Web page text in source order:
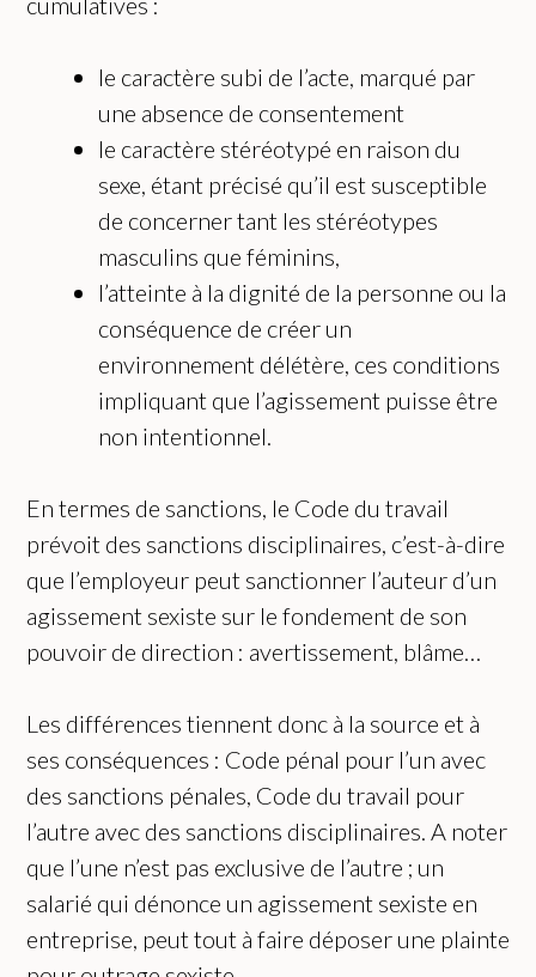
le caractère subi de l’acte, marqué par
une absence de consentement
le caractère stéréotypé en raison du
sexe, étant précisé qu’il est susceptible
de concerner tant les stéréotypes
masculins que féminins,
l’atteinte à la dignité de la personne ou la
conséquence de créer un
environnement délétère, ces conditions
impliquant que l’agissement puisse être
non intentionnel.
En termes de sanctions, le Code du travail
prévoit des sanctions disciplinaires, c’est-à-dire
que l’employeur peut sanctionner l’auteur d’un
agissement sexiste sur le fondement de son
pouvoir de direction : avertissement, blâme…
Les différences tiennent donc à la source et à
ses conséquences : Code pénal pour l’un avec
des sanctions pénales, Code du travail pour
l’autre avec des sanctions disciplinaires. A noter
que l’une n’est pas exclusive de l’autre ; un
salarié qui dénonce un agissement sexiste en
entreprise, peut tout à faire déposer une plainte